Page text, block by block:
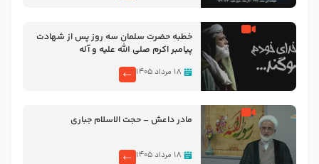
خطبه حضرت سلمان سه روز پس از شهادت
پیامبر اکرم صلی الله علیه و آله
۱۸ مرداد ۱۴۰۵
مادر داعش – حجت الاسلام جباری
۱۸ مرداد ۱۴۰۵